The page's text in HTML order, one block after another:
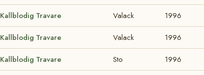
Kallblodig Travare Valack 1996
Kallblodig Travare Valack 1996
Kallblodig Travare Sto 1996